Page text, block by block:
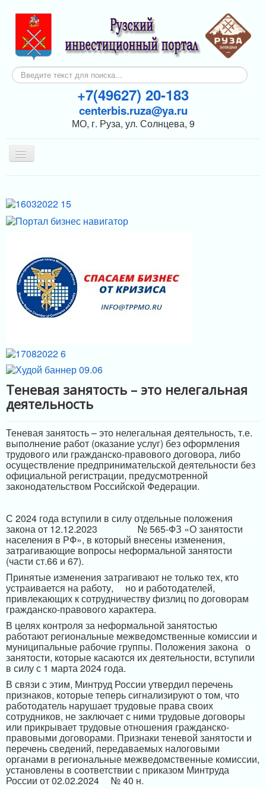
Искать...
+7(49627) 20-183
centerbis.ruza@ya.ru
МО, г. Руза, ул. Солнцева, 9
Включить/
выключить
ГЛАВНАЯ
НОВОСТИ
ПОДДЕРЖКА БИЗНЕСА
МЕРЫ ПОДДЕРЖКИ
ИНФРАСТРУКТУРА ПОДДЕРЖКИ
Теневая занятость – это нелегальная
деятельность
Теневая занятость – это нелегальная деятельность, т.е.
выполнение работ (оказание услуг) без оформления
трудового или гражданско-правового договора, либо
осуществление предпринимательской деятельности без
официальной регистрации, предусмотренной
законодательством Российской Федерации.
С 2024 года вступили в силу отдельные положения
закона от 12.12.2023 № 565-ФЗ «О занятости
населения в РФ», в который внесены изменения,
затрагивающие вопросы неформальной занятости
(части ст.66 и 67).
Принятые изменения затрагивают не только тех, кто
устраивается на работу, но и работодателей,
привлекающих к сотрудничеству физлиц по договорам
гражданско-правового характера.
В целях контроля за неформальной занятостью
работают региональные межведомственные комиссии и
муниципальные рабочие группы. Положения закона о
занятости, которые касаются ихдеятельности, вступили
в силу с 1 марта 2024 года.
В связи с этим, Минтруд России утвердил перечень
признаков, которые теперь сигнализируют о том, что
работодатель нарушает трудовые права своих
сотрудников, не заключает с ними трудовые договоры
или прикрывает трудовые отношения гражданско-
правовыми договорами. Признаки теневой занятости и
перечень сведений, передаваемых налоговыми
органами в региональные межведомственные комиссии,
установлены в соответствии с приказом Минтруда
России от 02.02.2024
№ 40 н.